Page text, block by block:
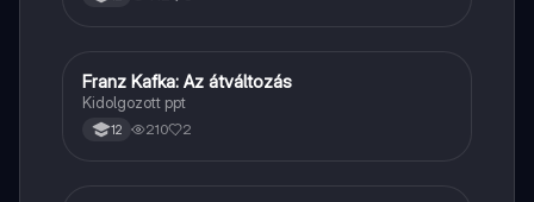
Magyar
Franz Kafka: Az átváltozás
Kidolgozott ppt
12 210 2